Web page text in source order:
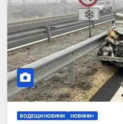
ВОДЕЩИ НОВИНИ НОВИНИ+